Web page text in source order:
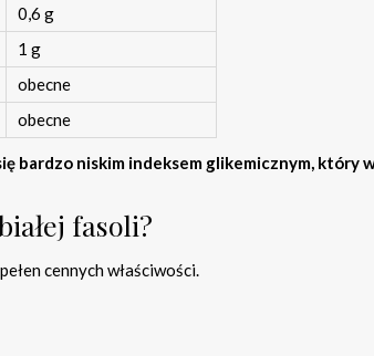
0,6 g
1 g
obecne
obecne
bardzo niskim indeksem glikemicznym, który
fasoli?
cennych właściwości.